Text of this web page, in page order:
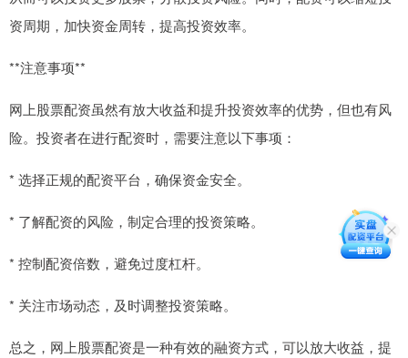
资周期，加快资金周转，提高投资效率。
**注意事项**
网上股票配资虽然有放大收益和提升投资效率的优势，但也有风
险。投资者在进行配资时，需要注意以下事项：
* 选择正规的配资平台，确保资金安全。
* 了解配资的风险，制定合理的投资策略。
* 控制配资倍数，避免过度杠杆。
* 关注市场动态，及时调整投资策略。
总之，网上股票配资是一种有效的融资方式，可以放大收益，提